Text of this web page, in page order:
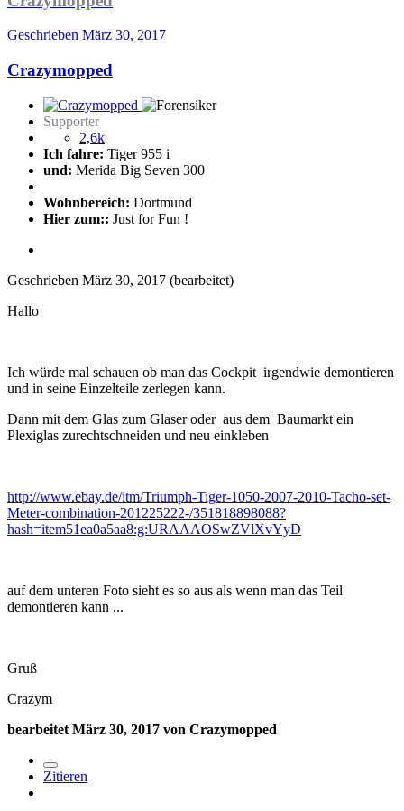
Geschrieben März 30, 2017
Crazymopped
Supporter
2,6k
Ich fahre: Tiger 955 i
und: Merida Big Seven 300
Wohnbereich: Dortmund
Hier zum:: Just for Fun !
Geschrieben März 30, 2017 (bearbeitet)
Hallo
Ich würde mal schauen ob man das Cockpit irgendwie demontieren
und in seine Einzelteile zerlegen kann.
Dann mit dem Glas zum Glaser oder aus dem Baumarkt ein
Plexiglas zurechtschneiden und neu einkleben
http://www.ebay.de/itm/Triumph-Tiger-1050-2007-2010-Tacho-set-
Meter-combination-201225222-/351818898088?
hash=item51ea0a5aa8:g:URAAAOSwZVlXvYyD
auf dem unteren Foto sieht es so aus als wenn man das Teil
demontieren kann ...
Gruß
Crazym
bearbeitet März 30, 2017 von Crazymopped
Zitieren